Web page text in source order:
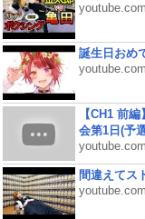
youtube.com
誕生日おめ
youtube.com
【CH1 前
会第1日(予
youtube.com
間違えてス
youtube.com